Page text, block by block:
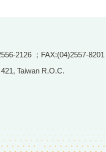
2126 ；FAX:(04)2557-8201
Taiwan R.O.C.